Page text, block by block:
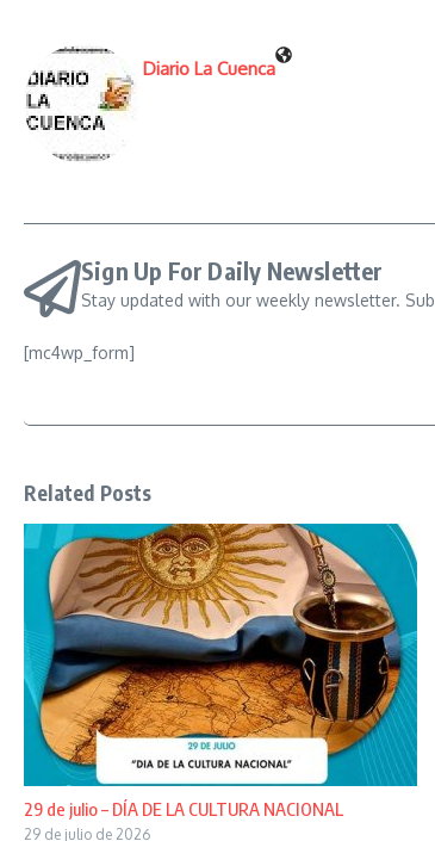
Diario La Cuenca
Sign Up For Daily Newsletter
Stay updated with our weekly newsletter.
[mc4wp_form]
Related Posts
29 de julio – DÍA DE LA CULTURA NACIONAL
29 de julio de 2026